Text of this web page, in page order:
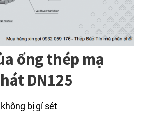
ống thép mạ
DN125
bị gỉ sét